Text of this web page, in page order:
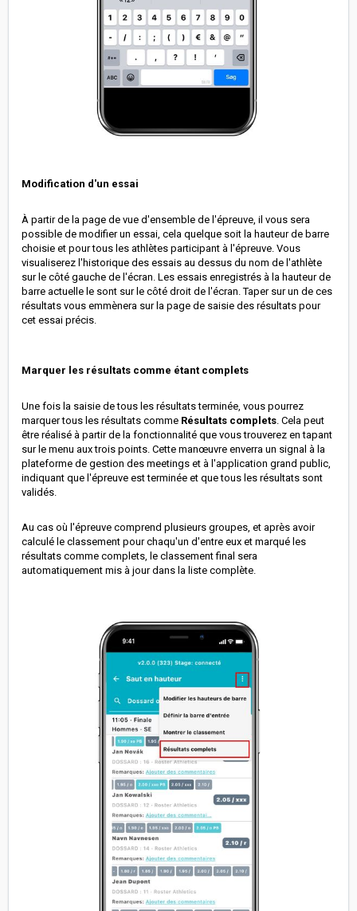
Modification d'un essai
À partir de la page de vue d'ensemble de l'épreuve, il vous sera
possible de modifier un essai, cela quelque soit la hauteur de barre
choisie et pour tous les athlètes participant à l'épreuve. Vous
visualiserez l'historique des essais au dessus du nom de l'athlète
sur le côté gauche de l'écran. Les essais enregistrés à la hauteur de
barre actuelle le sont sur le côté droit de l'écran. Taper sur un de ces
résultats vous emmènera sur la page de saisie des résultats pour
cet essai précis.
Marquer les résultats comme étant complets
Une fois la saisie de tous les résultats terminée, vous pourrez
marquer tous les résultats comme Résultats complets . Cela peut
être réalisé à partir de la fonctionnalité que vous trouverez en tapant
sur le menu aux trois points. Cette manœuvre enverra un signal à la
plateforme de gestion des meetings et à l'application grand public,
indiquant que l'épreuve est terminée et que tous les résultats sont
validés.
Au cas où l'épreuve comprend plusieurs groupes, et après avoir
calculé le classement pour chaqu'un d'entre eux et marqué les
résultats comme complets, le classement final sera
automatiquement mis à jour dans la liste complète.